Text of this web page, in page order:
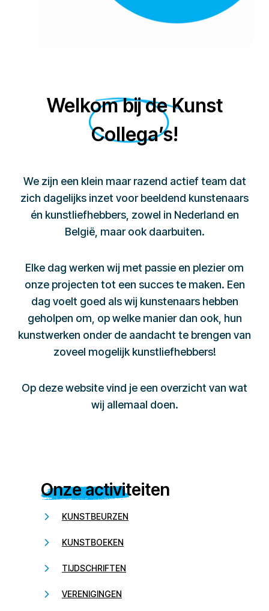
Welkom bij de Kunst
Collega’s!
We zijn een klein maar razend actief team dat
zich dagelijks inzet voor beeldend kunstenaars
én kunstliefhebbers, zowel in Nederland en
België, maar ook daarbuiten.
Elke dag werken wij met passie en plezier om
onze projecten tot een succes te maken. Een
dag voelt goed als wij kunstenaars hebben
geholpen om, op welke manier dan ook, hun
kunstwerken onder de aandacht te brengen van
zoveel mogelijk kunstliefhebbers!
Op deze website vind je een overzicht van wat
wij allemaal doen.
Onze activiteiten
KUNSTBEURZEN
KUNSTBOEKEN
TIJDSCHRIFTEN
VERENIGINGEN